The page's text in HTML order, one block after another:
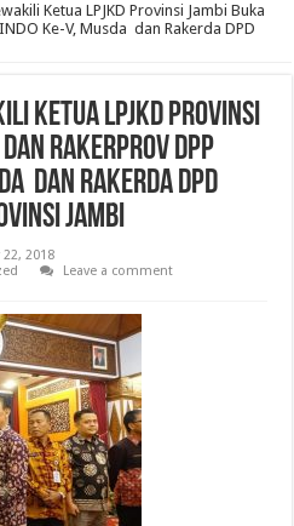
Ketua LPJKD Provinsi Jambi Buka
Ke-V, Musda dan Rakerda DPD
Ketua LPJKD Provinsi
Rakerprov DPP
dan Rakerda DPD
Jambi
2018
Leave a comment